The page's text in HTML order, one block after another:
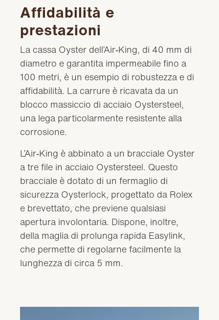
Affidabilità e
prestazioni
La cassa Oyster dell’Air‑King, di 40 mm di
diametro e garantita impermeabile fino a
100 metri, è un esempio di robustezza e di
affidabilità. La carrure è ricavata da un
blocco massiccio di acciaio Oystersteel,
una lega particolarmente resistente alla
corrosione.
L’Air‑King è abbinato a un bracciale Oyster
a tre file in acciaio Oystersteel. Questo
bracciale è dotato di un fermaglio di
sicurezza Oysterlock, progettato da Rolex
e brevettato, che previene qualsiasi
apertura involontaria. Dispone, inoltre,
della maglia di prolunga rapida Easylink,
che permette di regolarne facilmente la
lunghezza di circa 5 mm.